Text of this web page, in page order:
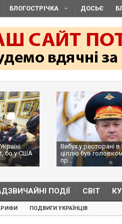
БЛОГОСТРІЧКА ДОСЬЄ
бо у США
Вибух у ресторані
ціллю був головком
пр...
ПОДІЇ СВІТ
ПОДВИГИ УКРАЇНЦІВ